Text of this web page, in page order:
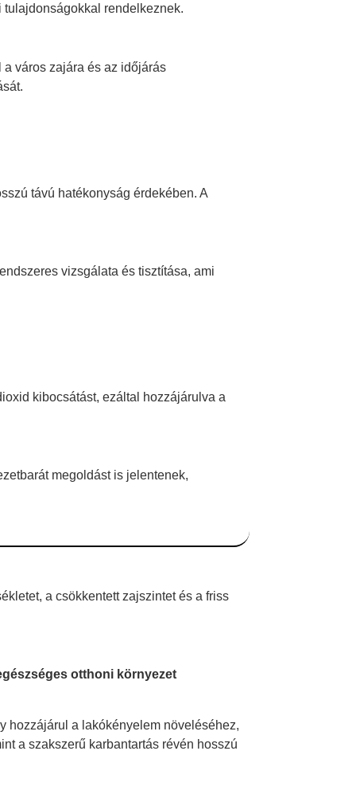
rendelkeznek.
város zajára és az időjárás
távú hatékonyság érdekében. A
vizsgálata és tisztítása, ami
kibocsátást, ezáltal hozzájárulva a
megoldást is jelentenek,
a csökkentett zajszintet és a friss
otthoni környezet
hozzájárul a lakókényelem növeléséhez,
a szakszerű karbantartás révén hosszú